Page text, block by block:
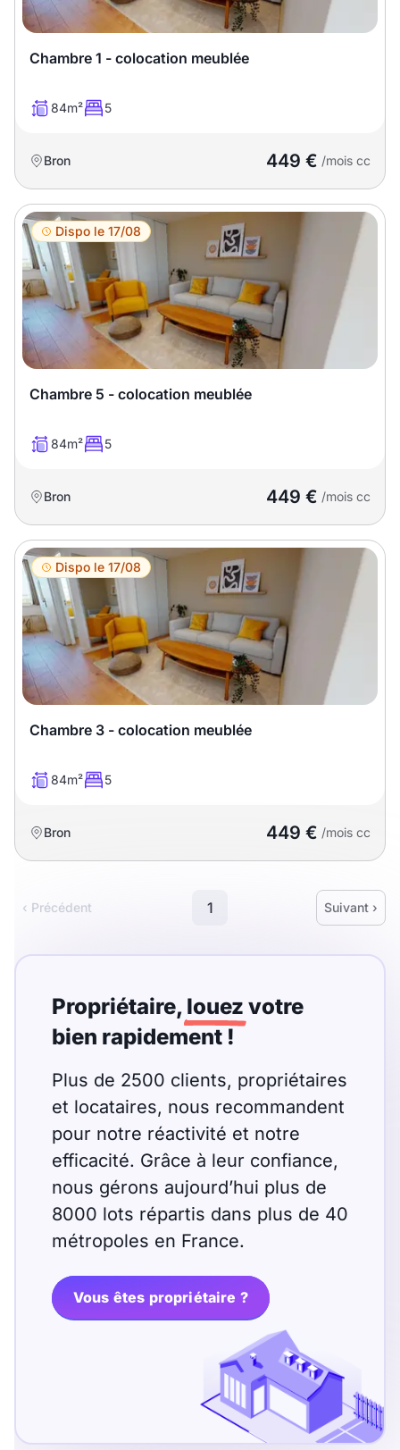
Chambre 1 - colocation meublée
84m² 5
Bron 449 € /mois cc
Dispo le 17/08
Chambre 5 - colocation meublée
84m² 5
Bron 449 € /mois cc
Dispo le 17/08
Chambre 3 - colocation meublée
84m² 5
Bron 449 € /mois cc
‹ Précédent 1 Suivant ›
Propriétaire, louez votre
bien rapidement !
Plus de 2500 clients, propriétaires
et locataires, nous recommandent
pour notre réactivité et notre
efficacité. Grâce à leur confiance,
nous gérons aujourd’hui plus de
8000 lots répartis dans plus de 40
métropoles en France.
Vous êtes propriétaire ?